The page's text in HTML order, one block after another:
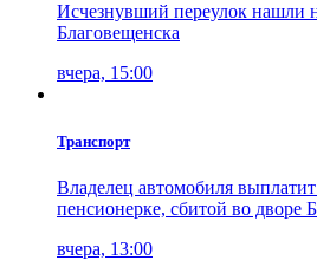
Исчезнувший переулок нашли
Благовещенска
вчера, 15:00
Транспорт
Владелец автомобиля
пенсионерке, сбитой во дворе
вчера, 13:00